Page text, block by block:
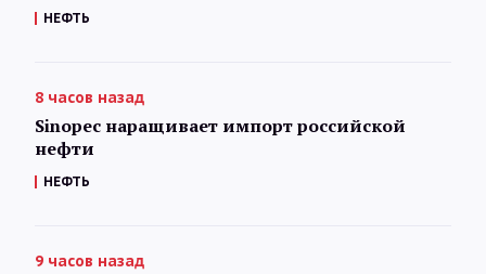
НЕФТЬ
8 часов назад
Sinopec наращивает импорт российской
нефти
НЕФТЬ
9 часов назад